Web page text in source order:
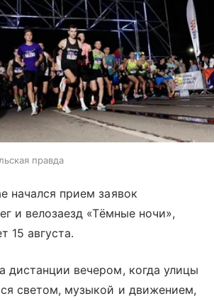
правда
начался прием заявок
и велозаезд «Тёмные ночи»,
15 августа.
вечером, когда улицы
светом, музыкой и движением,